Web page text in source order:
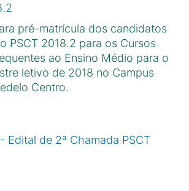
pré-matrícula dos candidatos
PSCT 2018.2 para os Cursos
ao Ensino Médio para o
letivo de 2018 no Campus
Centro.
Edital de 2ª Chamada PSCT